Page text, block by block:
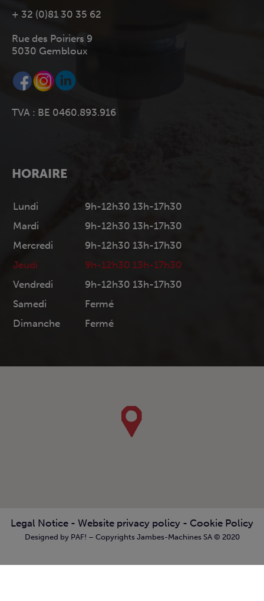
+ 32 (0)81 30 35 62
Rue des Poiriers 9
5030 Gembloux
TVA : BE 0460.893.916
HORAIRE
Lundi
9h-12h30 13h-17h30
Mardi
9h-12h30 13h-17h30
Mercredi
9h-12h30 13h-17h30
Jeudi
9h-12h30 13h-17h30
Vendredi
9h-12h30 13h-17h30
Samedi
Fermé
Dimanche
Fermé
Legal Notice - Website privacy policy - Cookie Policy
Designed by PAF! – Copyrights Jambes-Machines SA © 2020